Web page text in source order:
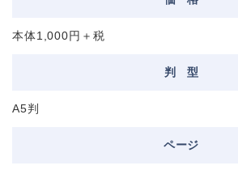
本体1,000円＋税
判 型
A5判
ページ